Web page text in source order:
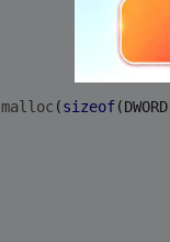
malloc (sizeof